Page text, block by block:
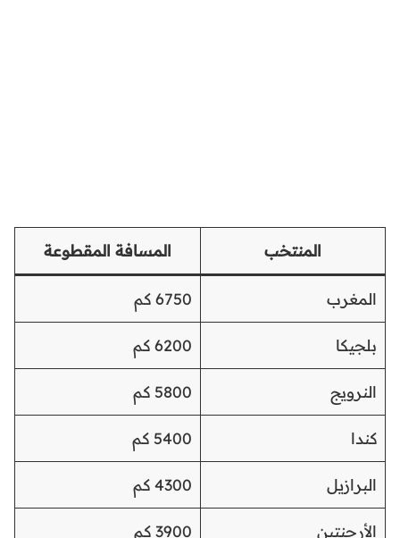
المنتخب المسافة المقطوعة
المغرب 6750 كم
بلجيكا 6200 كم
النرويج 5800 كم
كندا 5400 كم
البرازيل 4300 كم
الأرجنتين 3900 كم